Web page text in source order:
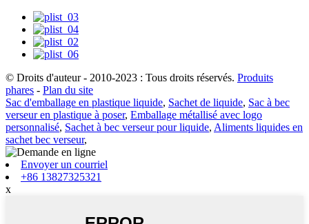
© Droits d'auteur - 2010-2023 : Tous droits réservés. Produits
phares - Plan du site
Sac d'emballage en plastique liquide, Sachet de liquide, Sac à bec
verseur en plastique à poser, Emballage métallisé avec logo
personnalisé, Sachet à bec verseur pour liquide, Aliments liquides en
sachet bec verseur,
Envoyer un courriel
+86 13827325321
x